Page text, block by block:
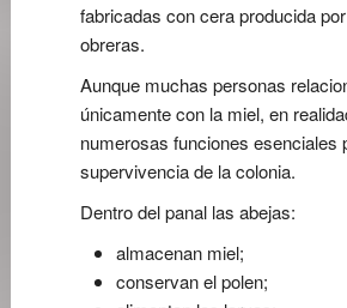
fabricadas con cera producida
obreras.
Aunque muchas personas
únicamente con la miel, en
numerosas funciones esenciales
supervivencia de la colonia.
Dentro del panal las abejas:
almacenan miel;
conservan el polen;